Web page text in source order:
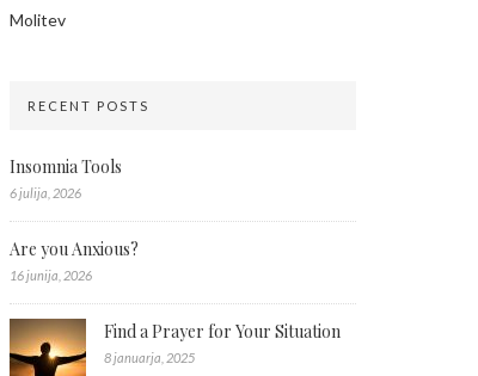
Molitev
RECENT POSTS
Insomnia Tools
6 julija, 2026
Are you Anxious?
16 junija, 2026
Find a Prayer for Your Situation
8 januarja, 2025